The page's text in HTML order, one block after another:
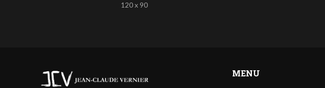
120 x 90
MENU